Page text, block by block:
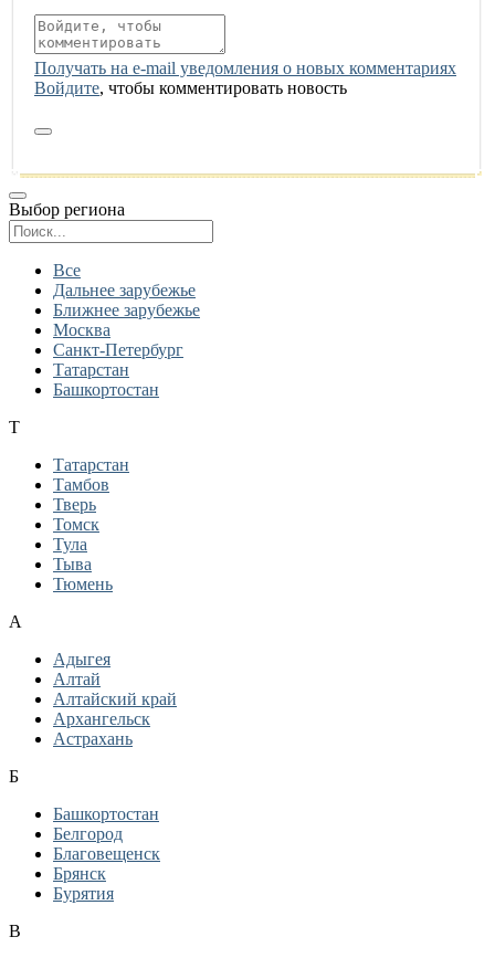
Получать на e‑mail уведомления о новых комментариях
Войдите, чтобы комментировать новость
Выбор региона
Все
Дальнее зарубежье
Ближнее зарубежье
Москва
Санкт-Петербург
Татарстан
Башкортостан
Т
Татарстан
Тамбов
Тверь
Томск
Тула
Тыва
Тюмень
А
Адыгея
Алтай
Алтайский край
Архангельск
Астрахань
Б
Башкортостан
Белгород
Благовещенск
Брянск
Бурятия
В